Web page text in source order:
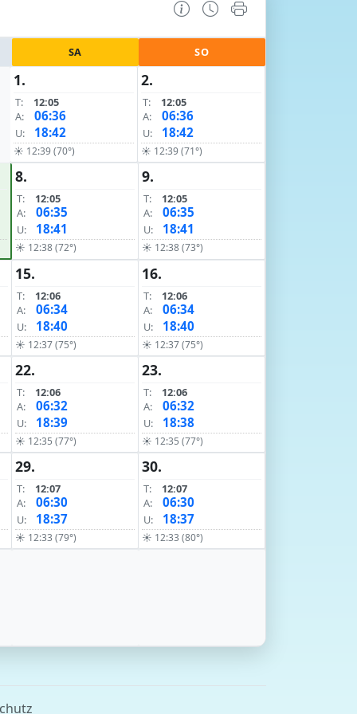
SA SO
1.
T:
12:05
A:
06:36
U: 18:42
☀ 12:39 (70°)
2.
T:
12:05
A:
06:36
U: 18:42
☀ 12:39 (71°)
8.
T:
12:05
A:
06:35
U: 18:41
☀ 12:38 (72°)
9.
T:
12:05
A:
06:35
U: 18:41
☀ 12:38 (73°)
15.
T:
12:06
A:
06:34
U: 18:40
☀ 12:37 (75°)
16.
T:
12:06
A:
06:34
U: 18:40
☀ 12:37 (75°)
22.
T:
12:06
A:
06:32
U: 18:39
☀ 12:35 (77°)
23.
T:
12:06
A:
06:32
U: 18:38
☀ 12:35 (77°)
29.
T:
12:07
A:
06:30
U: 18:37
☀ 12:33 (79°)
30.
T:
12:07
A:
06:30
U: 18:37
☀ 12:33 (80°)